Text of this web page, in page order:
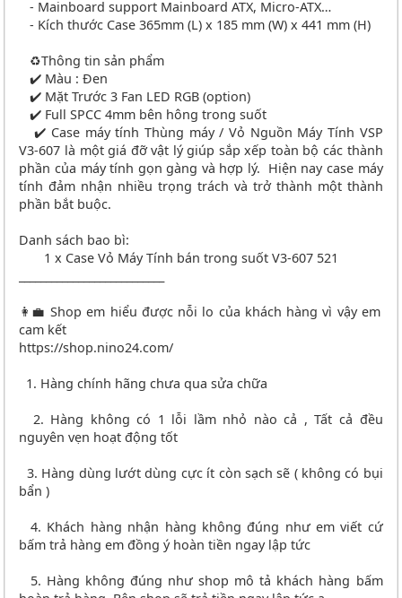
- Mainboard support Mainboard ATX, Micro-ATX…
- Kích thước Case 365mm (L) x 185 mm (W) x 441 mm (H)
♻️Thông tin sản phẩm
✔️ Màu : Đen
✔️ Mặt Trước 3 Fan LED RGB (option)
✔️ Full SPCC 4mm bên hông trong suốt
✔️ Case máy tính Thùng máy / Vỏ Nguồn Máy Tính VSP
V3-607 là một giá đỡ vật lý giúp sắp xếp toàn bộ các thành
phần của máy tính gọn gàng và hợp lý. Hiện nay case máy
tính đảm nhận nhiều trọng trách và trở thành một thành
phần bắt buộc.
Danh sách bao bì:
1 x Case Vỏ Máy Tính bán trong suốt V3-607 521
👩‍💼 Shop em hiểu được nỗi lo của khách hàng vì vậy em
cam kết
https://shop.nino24.com/
1. Hàng chính hãng chưa qua sửa chữa
2. Hàng không có 1 lỗi lầm nhỏ nào cả , Tất cả đều
nguyên vẹn hoạt động tốt
3. Hàng dùng lướt dùng cực ít còn sạch sẽ ( không có bụi
bẩn )
4. Khách hàng nhận hàng không đúng như em viết cứ
bấm trả hàng em đồng ý hoàn tiền ngay lập tức
5. Hàng không đúng như shop mô tả khách hàng bấm